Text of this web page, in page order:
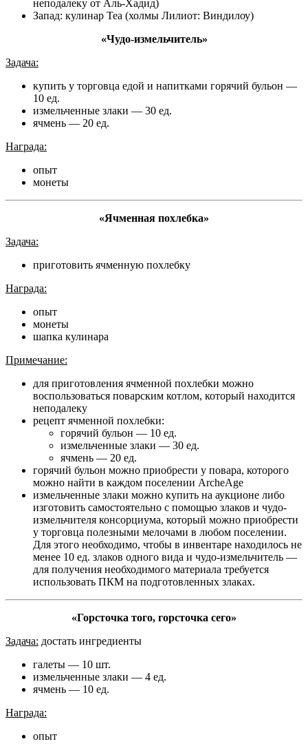
неподалеку от Аль-Хадид)
Запад: кулинар Теа (холмы Лилиот: Виндилоу)
«Чудо-измельчитель»
Задача:
купить у торговца едой и напитками горячий бульон —
10 ед.
измельченные злаки — 30 ед.
ячмень — 20 ед.
Награда:
опыт
монеты
«Ячменная похлебка»
Задача:
приготовить ячменную похлебку
Награда:
опыт
монеты
шапка кулинара
Примечание:
для приготовления ячменной похлебки можно
воспользоваться поварским котлом, который находится
неподалеку
рецепт ячменной похлебки:
горячий бульон — 10 ед.
измельченные злаки — 30 ед.
ячмень — 20 ед.
горячий бульон можно приобрести у повара, которого
можно найти в каждом поселении ArcheAge
измельченные злаки можно купить на аукционе либо
изготовить самостоятельно с помощью злаков и чудо-
измельчителя консорциума, который можно приобрести
у торговца полезными мелочами в любом поселении.
Для этого необходимо, чтобы в инвентаре находилось не
менее 10 ед. злаков одного вида и чудо-измельчитель —
для получения необходимого материала требуется
использовать ПКМ на подготовленных злаках.
«Горсточка того, горсточка сего»
Задача: достать ингредиенты
галеты — 10 шт.
измельченные злаки — 4 ед.
ячмень — 10 ед.
Награда:
опыт